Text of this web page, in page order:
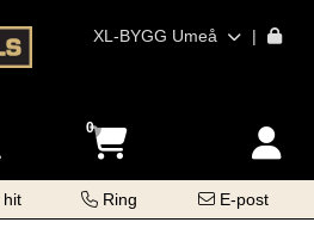
XL-BYGG Umeå |
0
hit Ring E-post